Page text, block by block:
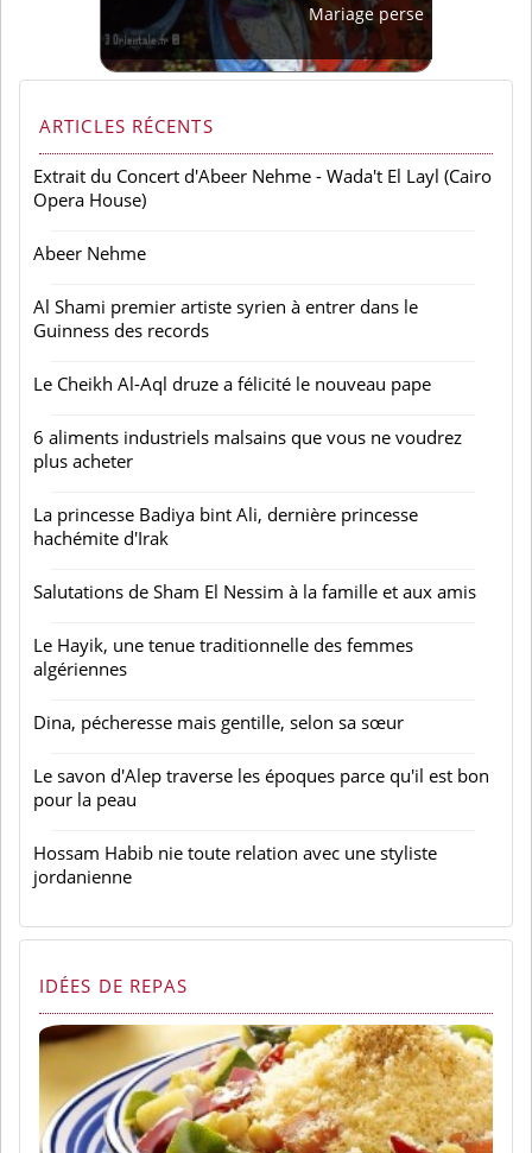
Mariage perse
ARTICLES RÉCENTS
Extrait du Concert d'Abeer Nehme - Wada't El Layl (Cairo
Opera House)
Abeer Nehme
Al Shami premier artiste syrien à entrer dans le
Guinness des records
Le Cheikh Al-Aql druze a félicité le nouveau pape
6 aliments industriels malsains que vous ne voudrez
plus acheter
La princesse Badiya bint Ali, dernière princesse
hachémite d'Irak
Salutations de Sham El Nessim à la famille et aux amis
Le Hayik, une tenue traditionnelle des femmes
algériennes
Dina, pécheresse mais gentille, selon sa sœur
Le savon d'Alep traverse les époques parce qu'il est bon
pour la peau
Hossam Habib nie toute relation avec une styliste
jordanienne
IDÉES DE REPAS